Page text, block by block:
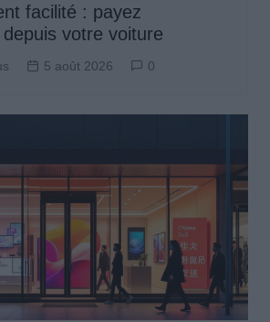
facilité : payez
votre voiture
5 août 2026 0